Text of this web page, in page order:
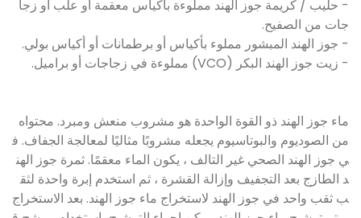
- حليب / كريمة جوز الهند مملوءة بأكياس معقمة أو علب أو زجا
جات من الصفيح.
- جوز الهند المبشور مملوء بأكياس أو برطمانات أو أكياس بولي.
- زيت جوز الهند البكر (VCO) مملوءة في زجاجات أو براميل.
ماء جوز الهند ذو القوة الواحدة هو مشروب منعش ومبرد. محتواه
من الصوديوم والبوتاسيوم يجعله مشروبًا مثاليًا لمعالجة الجفاف. ف
ي جوز الهند الصحي غير التالف ، يكون الماء معقمًا. ثمرة جوز الهن
د الطازج بعد التجفيف وإزالة القشرة ، ثم استخدم إبرة واحدة لثق
ب ثقب واحد في جوز الهند لاستخراج ماء جوز الهند. بعد الاستخراج